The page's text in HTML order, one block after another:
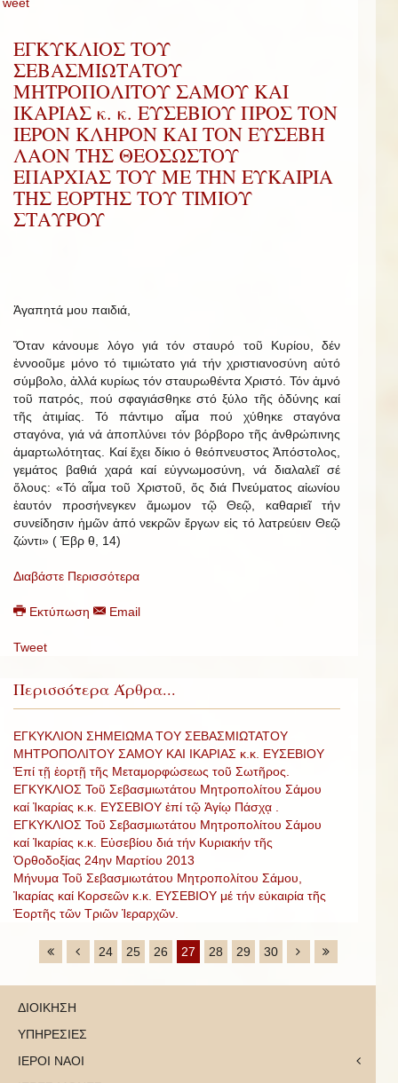
ΕΓΚΥΚΛΙΟΣ ΤΟΥ
ΣΕΒΑΣΜΙΩΤΑΤΟΥ
ΜΗΤΡΟΠΟΛΙΤΟΥ ΣΑΜΟΥ ΚΑΙ
ΙΚΑΡΙΑΣ κ. κ. ΕΥΣΕΒΙΟΥ ΠΡΟΣ ΤΟΝ
ΙΕΡΟΝ ΚΛΗΡΟΝ ΚΑΙ ΤΟΝ ΕΥΣΕΒΗ
ΛΑΟΝ ΤΗΣ ΘΕΟΣΩΣΤΟΥ
ΕΠΑΡΧΙΑΣ ΤΟΥ ΜΕ ΤΗΝ ΕΥΚΑΙΡΙΑ
ΤΗΣ ΕΟΡΤΗΣ ΤΟΥ ΤΙΜΙΟΥ
ΣΤΑΥΡΟΥ
Ἀγαπητά μου παιδιά,
Ὅταν κάνουμε λόγο γιά τόν σταυρό τοῦ Κυρίου, δέν
ἐννοοῦμε μόνο τό τιμιώτατο γιά τήν χριστιανοσύνη αὐτό
σύμβολο, ἀλλά κυρίως τόν σταυρωθέντα Χριστό. Τόν ἀμνό
τοῦ πατρός, πού σφαγιάσθηκε στό ξύλο τῆς ὀδύνης καί
τῆς ἀτιμίας. Τό πάντιμο αἷμα πού χύθηκε σταγόνα
σταγόνα, γιά νά ἀποπλύνει τόν βόρβορο τῆς ἀνθρώπινης
ἁμαρτωλότητας. Καί ἔχει δίκιο ὁ θεόπνευστος Ἀπόστολος,
γεμάτος βαθιά χαρά καί εὐγνωμοσύνη, νά διαλαλεῖ σέ
ὅλους: «Τό αἷμα τοῦ Χριστοῦ, ὅς διά Πνεύματος αἰωνίου
ἑαυτόν προσήνεγκεν ἄμωμον τῷ Θεῷ, καθαριεῖ τήν
συνείδησιν ἡμῶν ἀπό νεκρῶν ἔργων εἰς τό λατρεύειν Θεῷ
ζώντι» ( Ἐβρ θ, 14)
Διαβάστε Περισσότερα
Εκτύπωση Email
Tweet
Περισσότερα Άρθρα...
ΕΓΚΥΚΛΙΟΝ ΣΗΜΕΙΩΜΑ ΤΟΥ ΣΕΒΑΣΜΙΩΤΑΤΟΥ
ΜΗΤΡΟΠΟΛΙΤΟΥ ΣΑΜΟΥ ΚΑΙ ΙΚΑΡΙΑΣ κ.κ. ΕΥΣΕΒΙΟΥ
Ἐπί τῇ ἑορτῇ τῆς Μεταμορφώσεως τοῦ Σωτῆρος.
ΕΓΚΥΚΛΙΟΣ Τοῦ Σεβασμιωτάτου Μητροπολίτου Σάμου
καί Ἰκαρίας κ.κ. ΕΥΣΕΒΙΟΥ ἐπί τῷ Ἁγίῳ Πάσχᾳ .
ΕΓΚΥΚΛΙΟΣ Τοῦ Σεβασμιωτάτου Μητροπολίτου Σάμου
καί Ἰκαρίας κ.κ. Εὐσεβίου διά τήν Κυριακήν τῆς
Ὀρθοδοξίας 24ην Μαρτίου 2013
Μήνυμα Τοῦ Σεβασμιωτάτου Μητροπολίτου Σάμου,
Ἰκαρίας καί Κορσεῶν κ.κ. ΕΥΣΕΒΙΟΥ μέ τήν εὐκαιρία τῆς
Ἑορτῆς τῶν Τριῶν Ἱεραρχῶν.
24 25 26 27 28 29 30
ΔΙΟΙΚΗΣΗ
ΥΠΗΡΕΣΙΕΣ
ΙΕΡΟΙ ΝΑΟΙ